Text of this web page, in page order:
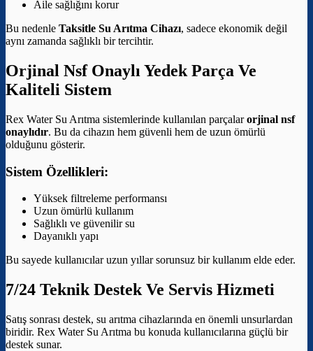
Aile sağlığını korur
Bu nedenle Taksitle Su Arıtma Cihazı, sadece ekonomik değil
aynı zamanda sağlıklı bir tercihtir.
Orjinal Nsf Onaylı Yedek Parça Ve
Kaliteli Sistem
Rex Water Su Arıtma sistemlerinde kullanılan parçalarorjinal nsf
onaylıdır. Bu da cihazın hem güvenli hem de uzun ömürlü
olduğunu gösterir.
Sistem Özellikleri:
Yüksek filtreleme performansı
Uzun ömürlü kullanım
Sağlıklı ve güvenilir su
Dayanıklı yapı
Bu sayede kullanıcılar uzun yıllar sorunsuz bir kullanım elde eder.
7/24 Teknik Destek Ve Servis Hizmeti
Satış sonrası destek, su arıtma cihazlarında en önemli unsurlardan
biridir. Rex Water Su Arıtma bu konuda kullanıcılarına güçlü bir
destek sunar.